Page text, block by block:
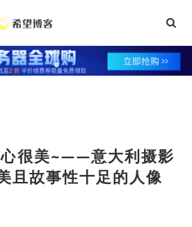
很美~——意大利摄影
且故事性十足的人像
•
• •
•